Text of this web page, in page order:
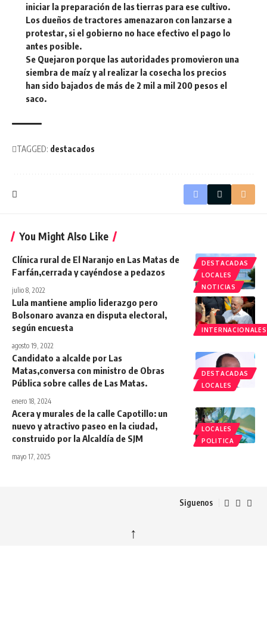
iniciar la preparación de las tierras para ese cultivo.
Los dueños de tractores amenazaron con lanzarse a
protestar, si el gobierno no hace efectivo el pago lo
antes posible.
Se Quejaron porque las autoridades promovieron una
siembra de maíz y al realizar la cosecha los precios
han sido bajados de más de 2 mil a mil 200 pesos el
saco.
TAGGED: destacados
You Might Also Like
DESTACADAS
LOCALES
NOTICIAS
Clínica rural de El Naranjo en Las Matas de
Farfán,cerrada y cayéndose a pedazos
julio 8, 2022
INTERNACIONALES
Lula mantiene amplio liderazgo pero
Bolsonaro avanza en disputa electoral,
según encuesta
agosto 19, 2022
DESTACADAS
LOCALES
Candidato a alcalde por Las
Matas,conversa con ministro de Obras
Pública sobre calles de Las Matas.
enero 18, 2024
LOCALES
POLITICA
Acera y murales de la calle Capotillo: un
nuevo y atractivo paseo en la ciudad,
construido por la Alcaldía de SJM
mayo 17, 2025
Siguenos
↑